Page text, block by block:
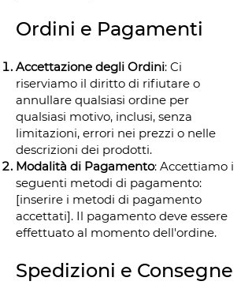
Ordini e Pagamenti
Accettazione degli Ordini: Ci
riserviamo il diritto di rifiutare o
annullare qualsiasi ordine per
qualsiasi motivo, inclusi, senza
limitazioni, errori nei prezzi o nelle
descrizioni dei prodotti.
Modalità di Pagamento: Accettiamo i
seguenti metodi di pagamento:
[inserire i metodi di pagamento
accettati]. Il pagamento deve essere
effettuato al momento dell'ordine.
Spedizioni e Consegne